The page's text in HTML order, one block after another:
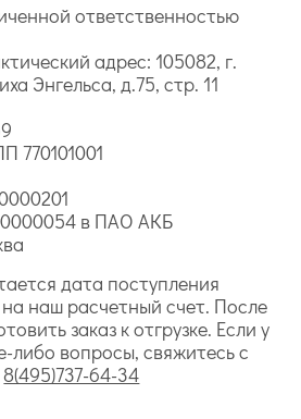
ответственностью
адрес: 105082, г.
Энгельса, д.75, стр. 11
770101001
в ПАО АКБ
дата поступления
наш расчетный счет. После
заказ к отгрузке. Если у
либо вопросы, свяжитесь с
8(495)737-64-34